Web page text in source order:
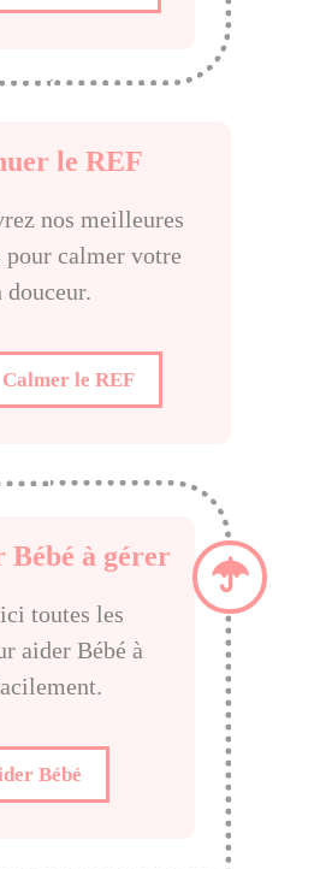
le REF
nos meilleures
pour calmer votre
douceur.
Calmer le REF
Bébé à gérer
toutes les
aider Bébé à
Bébé